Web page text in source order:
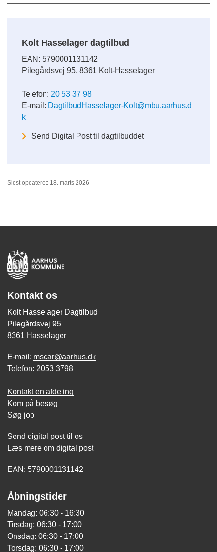
Kolt Hasselager dagtilbud
EAN: 5790001131142
Pilegårdsvej 95, 8361 Kolt-Hasselager
Telefon: 20 53 37 98
E-mail: DagtilbudHasselager-Kolt@mbu.aarhus.d
k
Send Digital Post til dagtilbuddet
Sidst opdateret: 18. marts 2026
Kontakt os
Kolt Hasselager Dagtilbud
Pilegårdsvej 95
8361 Hasselager
E-mail: mscar@aarhus.dk
Telefon: 2053 3798
Kontakt en afdeling
Kom på besøg
Søg job
Send digital post til os
Læs mere om digital post
EAN: 5790001131142
Åbningstider
Mandag: 06:30 - 16:30
Tirsdag: 06:30 - 17:00
Onsdag: 06:30 - 17:00
Torsdag: 06:30 - 17:00